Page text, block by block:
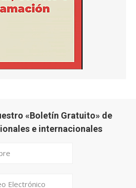
«Boletín Gratuito» de
e internacionales